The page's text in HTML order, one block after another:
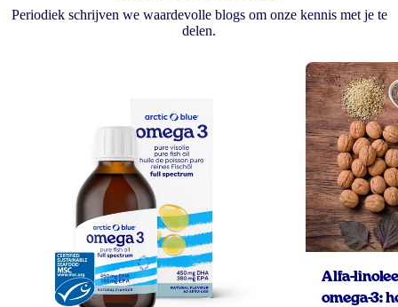
Periodiek schrijven we waardevolle blogs om onze kennis met je te
delen.
Alfa-
omega-3: